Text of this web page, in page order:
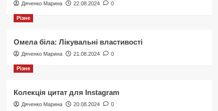
Дяченко Марина 22.08.2024 0
Різне
Омела біла: Лікувальні властивості
Дяченко Марина 21.08.2024 0
Різне
Колекція цитат для Instagram
Дяченко Марина 20.08.2024 0